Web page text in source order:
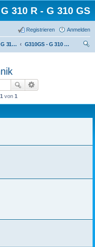
310 R - G 310 GS
Anmelden
Registrieren
BMW - G310GS - G 310 GS
G310GS - G 310 GS - Technik
1 von 1